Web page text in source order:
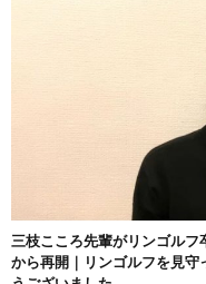
三枝こころ先輩がリンゴルフ
から再開｜リンゴルフを見守